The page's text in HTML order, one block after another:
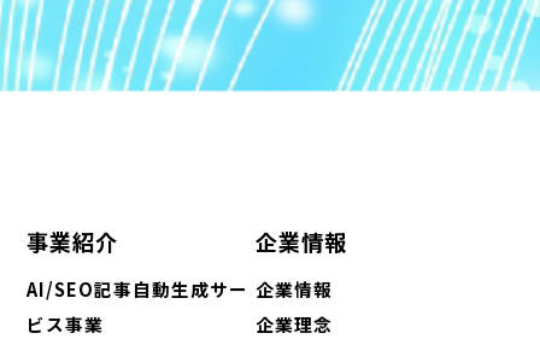
事業紹介
AI/SEO記事自動生成サー
ビス事業
企業情報
企業情報
企業理念